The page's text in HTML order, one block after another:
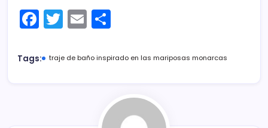
F
a
c
T
w
itt
E
m
ai m
ar
tir
Tags: traje de baño inspirado en las mariposas monarcas